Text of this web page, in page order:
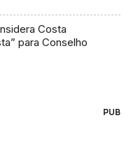
Costa
para Conselho
PUB